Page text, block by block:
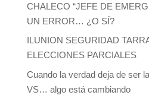
CHALECO “JEFE DE
UN ERROR… ¿O SÍ?
ILUNION SEGURIDAD
ELECCIONES PARCIALES
Cuando la verdad deja de ser
VS… algo está cambiando